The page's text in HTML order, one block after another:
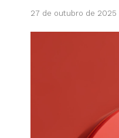
27 de outubro de 2025